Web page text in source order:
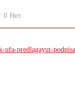
0 Нет
ufa-predlagayut-